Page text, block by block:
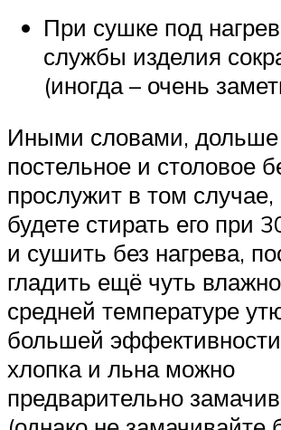
При сушке под
службы изделия
(иногда – очень
Иными словами, дольше
постельное и столовое
прослужит в том
будете стирать его при
и сушить без нагрева,
гладить ещё чуть
средней температуре
большей
хлопка и льна можно
предварительно